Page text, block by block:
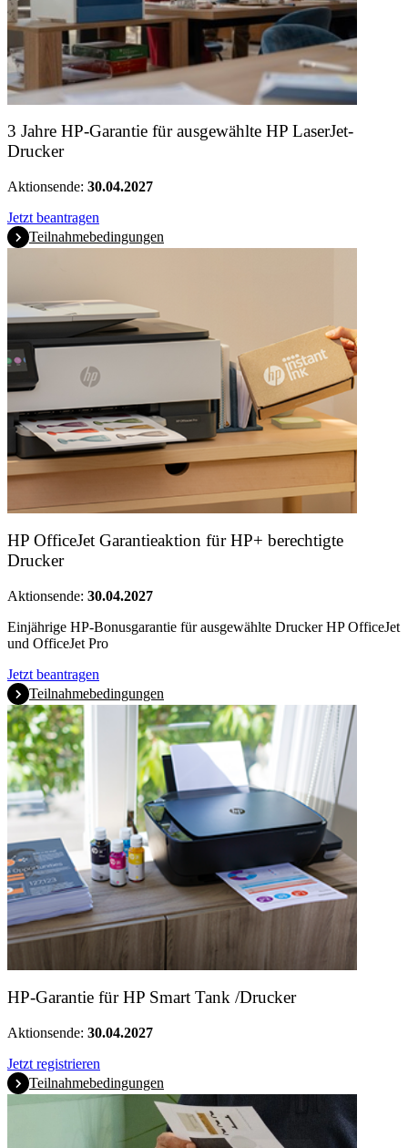
3 Jahre HP-Garantie für ausgewählte HP LaserJet-
Drucker
Aktionsende: 30.04.2027
Jetzt beantragen
Teilnahmebedingungen
HP OfficeJet Garantieaktion für HP+ berechtigte
Drucker
Aktionsende: 30.04.2027
Einjährige HP-Bonusgarantie für ausgewählte Drucker HP OfficeJet
und OfficeJet Pro
Jetzt beantragen
Teilnahmebedingungen
HP-Garantie für HP Smart Tank /Drucker
Aktionsende: 30.04.2027
Jetzt registrieren
Teilnahmebedingungen